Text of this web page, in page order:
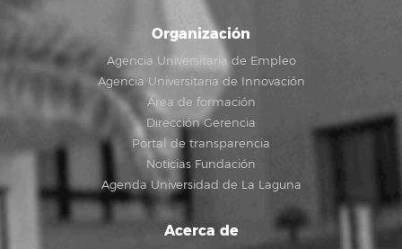
Organización
Agencia Universitaria de Empleo
Agencia Universitaria de Innovación
Área de formación
Dirección Gerencia
Portal de transparencia
Noticias Fundación
Agenda Universidad de La Laguna
Acerca de